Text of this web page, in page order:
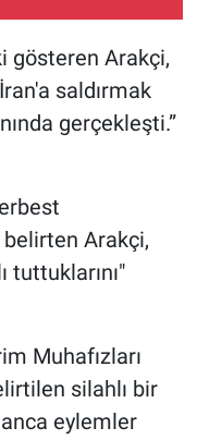
gösteren Arakçi,
saldırmak
gerçekleşti.”
belirten Arakçi,
tuttuklarını"
Muhafızları
silahlı bir
eylemler